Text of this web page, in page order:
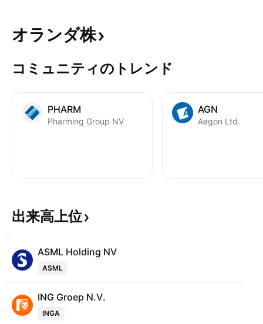
オランダ株
コミュニティのトレンド
PHARM
Pharming Group NV
AGN
Aegon Ltd.
出来高上位
ASML Holding NV
ASML
ING Groep N.V.
INGA